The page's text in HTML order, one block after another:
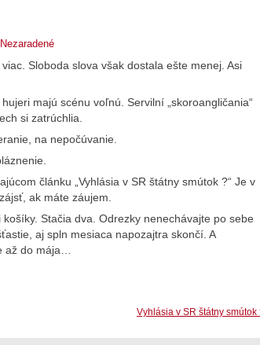
Nezaradené
Sloboda slova však dostala ešte menej. Asi
majú scénu voľnú. Servilní „skoroangličania“
si zatrúchlia.
na nepočúvanie.
článku „Vyhlásia v SR štátny smútok ?“ Je v
ak máte záujem.
Stačia dva. Odrezky nenechávajte po sebe
aj spln mesiaca napozajtra skončí. A
až do mája…
Vyhlásia v SR štátny smútok